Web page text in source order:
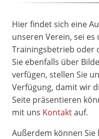
Hier findet sich eine
unseren Verein, sei es
Trainingsbetrieb oder
Sie ebenfalls über
verfügen, stellen Sie
Verfügung, damit wir
Seite präsentieren
mit uns Kontaktauf.
Außerdem können